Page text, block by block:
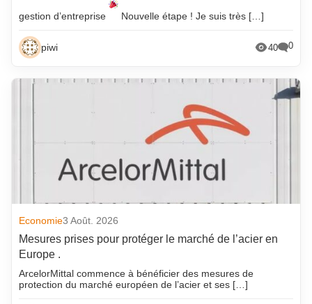
gestion d’entreprise Nouvelle étape ! Je suis très […]
piwi 40 0
Economie3 Août. 2026
Mesures prises pour protéger le marché de l’acier en
Europe .
ArcelorMittal commence à bénéficier des mesures de
protection du marché européen de l’acier et ses […]